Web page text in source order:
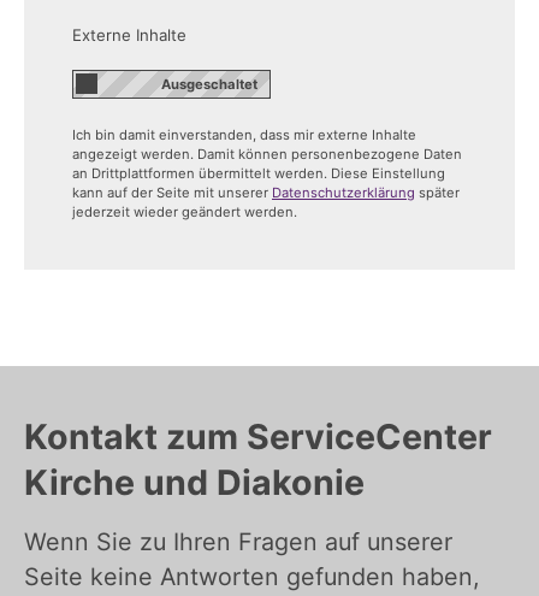
Externe Inhalte
Ich bin damit einverstanden, dass mir externe Inhalte
angezeigt werden. Damit können personenbezogene Daten
an Drittplattformen übermittelt werden. Diese Einstellung
kann auf der Seite mit unserer Datenschutzerklärung später
jederzeit wieder geändert werden.
Kontakt zum ServiceCenter
Kirche und Diakonie
Wenn Sie zu Ihren Fragen auf unserer
Seite keine Antworten gefunden haben,